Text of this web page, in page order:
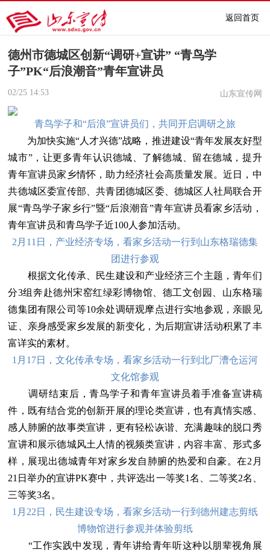
返回首页
德州市德城区创新“调研+宣讲” “青鸟学
子”PK“后浪潮音”青年宣讲员
02/25 14:53 山东宣传网
青鸟学子和“后浪”宣讲员们，共同开启调研之旅
为加快实施“人才兴德”战略，推进建设“青年发展友好型
城市”，让更多青年认识德城、了解德城、留在德城，提升
青年宣讲员家乡情怀，助力经济社会高质量发展。近日，中
共德城区委宣传部、共青团德城区委、德城区人社局联合开
展“青鸟学子家乡行”暨“后浪潮音”青年宣讲员看家乡活动，
青年宣讲员和青鸟学子近100人参加活动。
2月11日，产业经济专场，看家乡活动一行到山东格瑞德集
团进行参观
根据文化传承、民生建设和产业经济三个主题，青年们
分3组奔赴德州宋窑红绿彩博物馆、德工文创园、山东格瑞
德集团有限公司等10余处调研观摩点进行实地参观，亲眼见
证、亲身感受家乡发展的新变化，为后期宣讲活动积累了丰
富详实的素材。
1月17日，文化传承专场，看家乡活动一行到北厂漕仓运河
文化馆参观
调研结束后，青鸟学子和青年宣讲员着手准备宣讲稿
件，既有结合党的创新开展的理论类宣讲，也有真情实感、
感人肺腑的故事类宣讲，更有轻松诙谐、充满趣味的脱口秀
宣讲和展示德城风土人情的视频类宣讲，内容丰富、形式多
样，展现出德城青年对家乡发自肺腑的热爱和自豪。在2月
21日举办的宣讲PK赛中，共评选出一等奖1名、二等奖2名、
三等奖3名。
1月22日，民生建设专场，看家乡活动一行到德州建志剪纸
博物馆进行参观并体验剪纸
“工作实践中发现，青年讲给青年听这种以朋辈视角展